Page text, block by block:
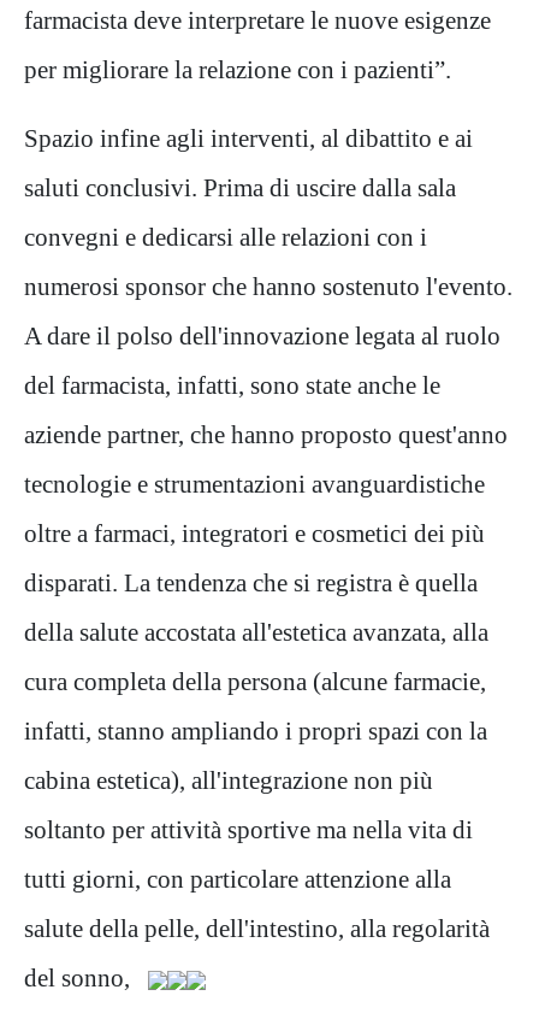
farmacista deve interpretare le nuove esigenze
per migliorare la relazione con i pazienti”.
Spazio infine agli interventi, al dibattito e ai
saluti conclusivi. Prima di uscire dalla sala
convegni e dedicarsi alle relazioni con i
numerosi sponsor che hanno sostenuto l'evento.
A dare il polso dell'innovazione legata al ruolo
del farmacista, infatti, sono state anche le
aziende partner, che hanno proposto quest'anno
tecnologie e strumentazioni avanguardistiche
oltre a farmaci, integratori e cosmetici dei più
disparati. La tendenza che si registra è quella
della salute accostata all'estetica avanzata, alla
cura completa della persona (alcune farmacie,
infatti, stanno ampliando i propri spazi con la
cabina estetica), all'integrazione non più
soltanto per attività sportive ma nella vita di
tutti giorni, con particolare attenzione alla
salute della pelle, dell'intestino, alla regolarità
del sonno,